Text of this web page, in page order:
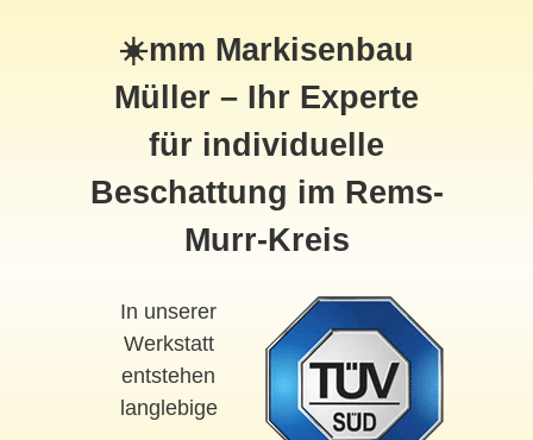
☀️mm Markisenbau
Müller – Ihr Experte
für individuelle
Beschattung im Rems-
Murr-Kreis
In unserer
Werkstatt
entstehen
langlebige